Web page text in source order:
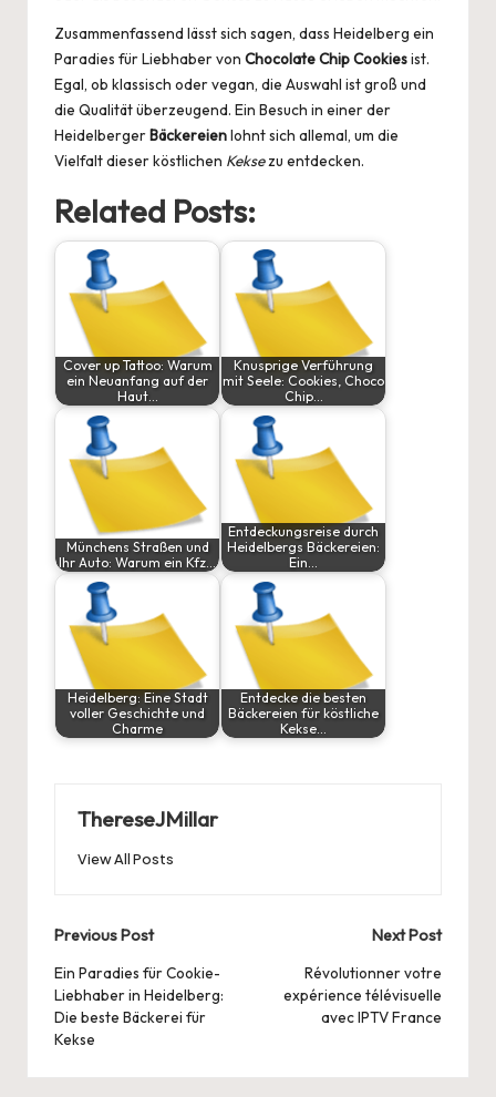
Zusammenfassend lässt sich sagen, dass Heidelberg ein
Paradies für Liebhaber von Chocolate Chip Cookiesist.
Egal, ob klassisch oder vegan, die Auswahl ist groß und
die Qualität überzeugend. Ein Besuch in einer der
HeidelbergerBäckereienlohnt sich allemal, um die
Vielfalt dieser köstlichen Keksezu entdecken.
Related Posts:
Cover up Tattoo: Warum
ein Neuanfang auf der
Haut…
Knusprige Verführung
mit Seele: Cookies, Choco
Chip…
Münchens Straßen und
Ihr Auto: Warum ein Kfz…
Entdeckungsreise durch
Heidelbergs Bäckereien:
Ein…
Heidelberg: Eine Stadt
voller Geschichte und
Charme
Entdecke die besten
Bäckereien für köstliche
Kekse…
ThereseJMillar
View All Posts
Post
navigation
Previous Post
Ein Paradies für Cookie-
Liebhaber in Heidelberg:
Die beste Bäckerei für
Kekse
Next Post
Révolutionner votre
expérience télévisuelle
avec IPTV France